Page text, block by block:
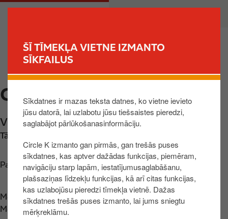
ŠĪ TĪMEKĻA VIETNE IZMANTO
SĪKFAILUS
Sīkdatnes ir mazas teksta datnes, ko vietne ievieto
jūsu datorā, lai uzlabotu jūsu tiešsaistes pieredzi,
saglabājot pārlūkošanasinformāciju.
Circle K izmanto gan pirmās, gan trešās puses
sīkdatnes, kas aptver dažādas funkcijas, piemēram,
navigāciju starp lapām, iestatījumusaglabāšanu,
plašsaziņas līdzekļu funkcijas, kā arī citas funkcijas,
kas uzlabojūsu pieredzi tīmekļa vietnē. Dažas
sīkdatnes trešās puses izmanto, lai jums sniegtu
mērķreklāmu.
u
g
a
l
e
s
a
M
v
CIRCLE K SALACGRĪVA
Viļņu iela 4,Salacgrīva,LV-4033
Tālrunis:
Parādīt kartē
Meklē mūs
App Store
Meklē mūsGoogle Play